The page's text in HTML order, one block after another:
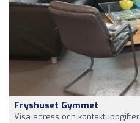
Fryshuset Gymmet
Visa adress och kontaktuppgifter